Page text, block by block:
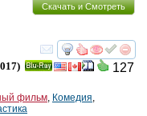
Скачать и Смотреть
смотреть
127
фильм, Комедия,